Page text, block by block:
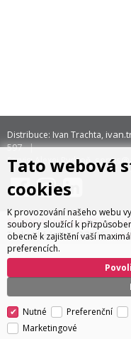
Distribuce: Ivan Trachta,
597
Servis: Alexej Rydzoň,
© 2026 AV Integra CZ s.r.o.
Technické řešení © 2026
Tato webová
cookies
K provozování našeho webu
soubory sloužící k
obecně k zajištění vaší
preferencích.
Nutné Preferenční
Marketingové